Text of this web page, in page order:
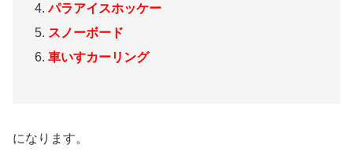
パラアイスホッケー
スノーボード
車いすカーリング
になります。